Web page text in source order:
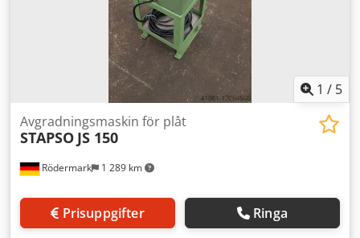
1 / 5
Rödermark 1 289 km
Avgradningsmaskin för plåt
STAPSO JS 150
Prisuppgifter Ringa